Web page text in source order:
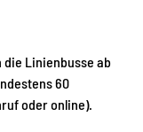
Linienbusse ab
60
oder online).